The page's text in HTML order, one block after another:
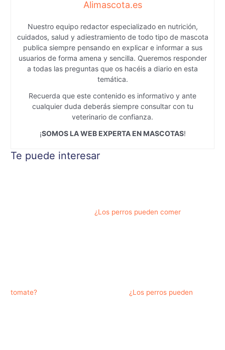
Alimascota.es
Nuestro equipo redactor especializado en nutrición,
cuidados, salud y adiestramiento de todo tipo de mascota
publica siempre pensando en explicar e informar a sus
usuarios de forma amena y sencilla. Queremos responder
a todas las preguntas que os hacéis a diario en esta
temática.
Recuerda que este contenido es informativo y ante
cualquier duda deberás siempre consultar con tu
veterinario de confianza.
¡SOMOS LA WEB EXPERTA EN MASCOTAS!
Te puede interesar
¿Los perros pueden comer
tomate? ¿Los perros pueden